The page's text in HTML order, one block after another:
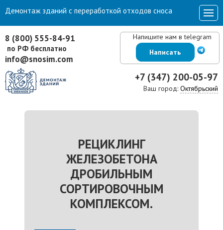
8 (800) 555-84-91
по РФ бесплатно
info@snosim.com
Напишите нам в telegram
Написать
+7 (347) 200-05-97
Ваш город: Октябрьский
Демонтаж зданий с переработкой отходов сноса
РЕЦИКЛИНГ
ЖЕЛЕЗОБЕТОНА
ДРОБИЛЬНЫМ
СОРТИРОВОЧНЫМ
КОМПЛЕКСОМ.